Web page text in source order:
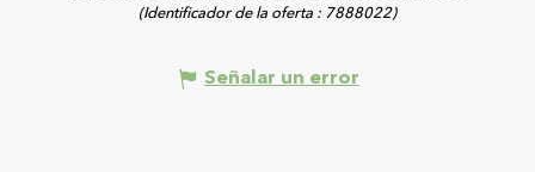
(Identificador de la oferta : 7888022)
Señalar un error